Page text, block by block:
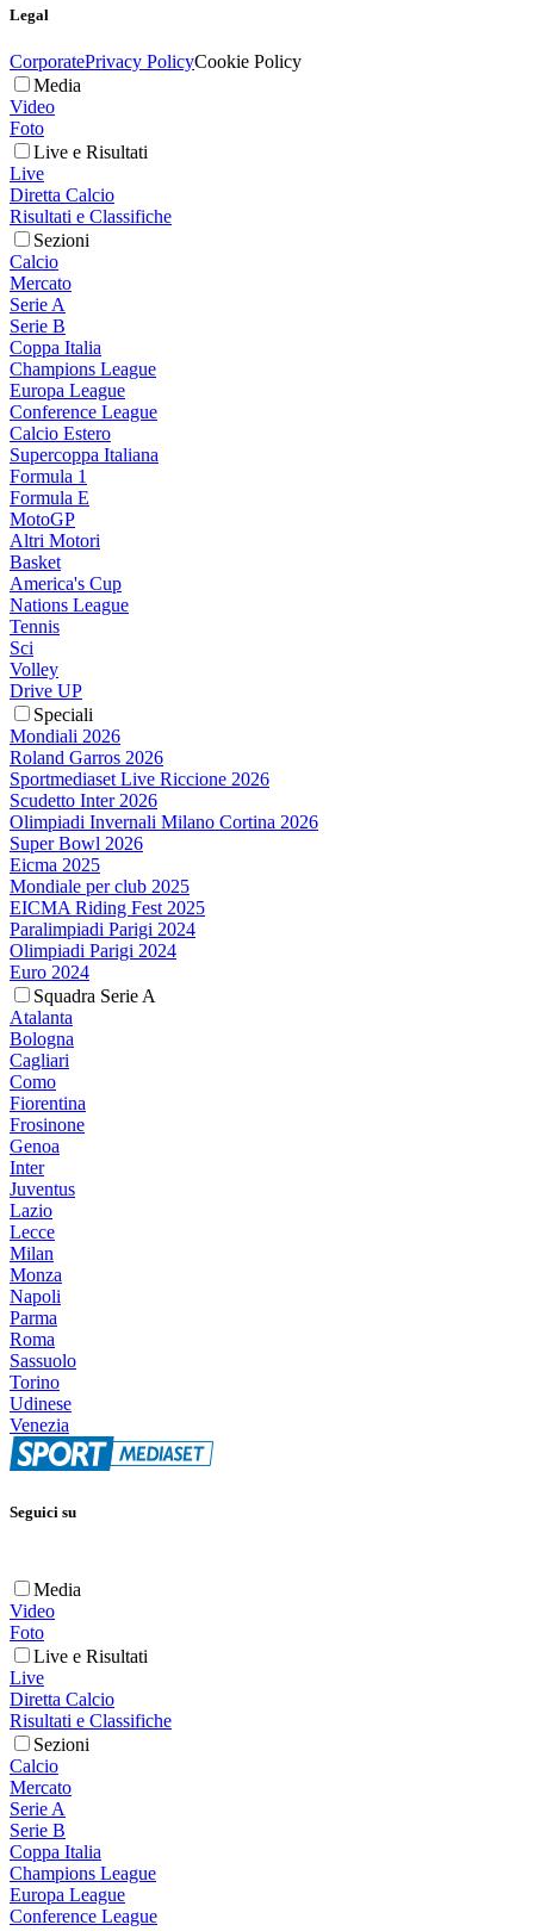
Legal
CorporatePrivacy PolicyCookie Policy
Media
Video
Foto
Live e Risultati
Live
Diretta Calcio
Risultati e Classifiche
Sezioni
Calcio
Mercato
Serie A
Serie B
Coppa Italia
Champions League
Europa League
Conference League
Calcio Estero
Supercoppa Italiana
Formula 1
Formula E
MotoGP
Altri Motori
Basket
America's Cup
Nations League
Tennis
Sci
Volley
Drive UP
Speciali
Mondiali 2026
Roland Garros 2026
Sportmediaset Live Riccione 2026
Scudetto Inter 2026
Olimpiadi Invernali Milano Cortina 2026
Super Bowl 2026
Eicma 2025
Mondiale per club 2025
EICMA Riding Fest 2025
Paralimpiadi Parigi 2024
Olimpiadi Parigi 2024
Euro 2024
Squadra Serie A
Atalanta
Bologna
Cagliari
Como
Fiorentina
Frosinone
Genoa
Inter
Juventus
Lazio
Lecce
Milan
Monza
Napoli
Parma
Roma
Sassuolo
Torino
Udinese
Venezia
Seguici su
Media
Video
Foto
Live e Risultati
Live
Diretta Calcio
Risultati e Classifiche
Sezioni
Calcio
Mercato
Serie A
Serie B
Coppa Italia
Champions League
Europa League
Conference League